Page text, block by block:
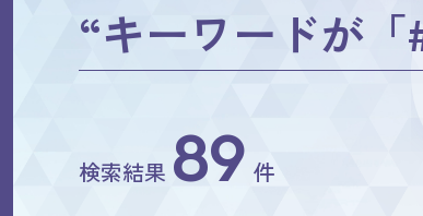
“キーワードが
検索結果 89 件